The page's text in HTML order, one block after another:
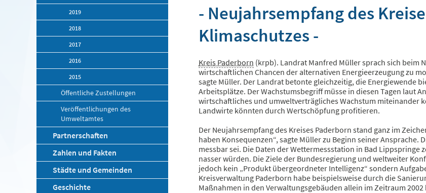
2019
2018
2017
2016
2015
Öffentliche Zustellungen
Veröffentlichungen des
Umweltamtes
Partnerschaften
Zahlen und Fakten
Städte und Gemeinden
Geschichte
- Neujahrsempfang des
Klimaschutzes -
Kreis Paderborn (krpb). Landrat Manfred Müller sprach sich beim
wirtschaftlichen Chancen der alternativen Energieerzeugung zu
sagte Müller. Der Landrat betonte gleichzeitig, die Energiewende
Arbeitsplätze. Der Wachstumsbegriff müsse in diesen Tagen laut
wirtschaftliches und umweltverträgliches Wachstum miteinander
Landwirte könnten durch Wertschöpfung profitieren.
Der Neujahrsempfang des Kreises Paderborn stand ganz im
haben Konsequenzen“, sagte Müller zu Beginn seiner Ansprache.
messbar sei. Die Daten der Wettermessstation in Bad
nasser würden. Die Ziele der Bundesregierung und weltweiter
jedoch kein „Produkt übergeordneter Intelligenz“ sondern
Kreisverwaltung Paderborn habe beispielsweise durch die
Maßnahmen in den Verwaltungsgebäuden allein im Zeitraum